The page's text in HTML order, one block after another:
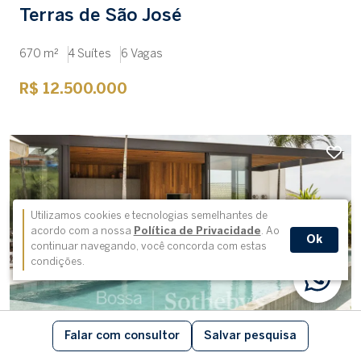
Utilizamos cookies e tecnologias semelhantes de
acordo com a nossa Política de Privacidade. Ao
continuar navegando, você concorda com estas
condições.
Ok
Terras de São José
670 m² 4 Suítes 6 Vagas
R$ 12.500.000
Casa em condomínio cód. 77646
Falar com consultor Salvar pesquisa